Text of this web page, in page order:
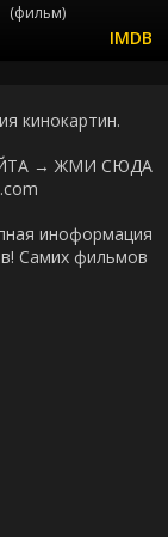
(фильм)
кинокартин.
→ ЖМИ СЮДА
иноформация
Самих фильмов